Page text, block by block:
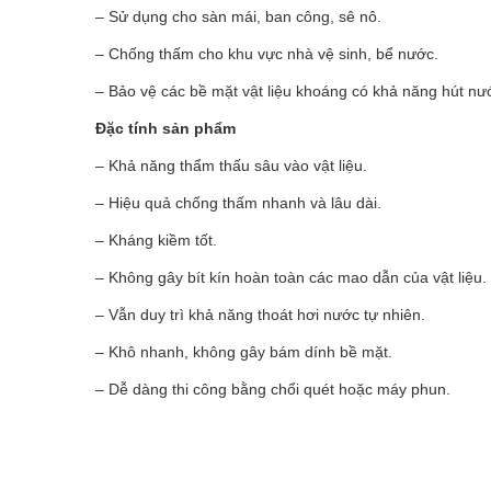
– Sử dụng cho sàn mái, ban công, sê nô.
– Chống thấm cho khu vực nhà vệ sinh, bể nước.
– Bảo vệ các bề mặt vật liệu khoáng có khả năng hút
Đặc tính sản phẩm
– Khả năng thẩm thấu sâu vào vật liệu.
– Hiệu quả chống thấm nhanh và lâu dài.
– Kháng kiềm tốt.
– Không gây bít kín hoàn toàn các mao dẫn của vật liệu.
– Vẫn duy trì khả năng thoát hơi nước tự nhiên.
– Khô nhanh, không gây bám dính bề mặt.
– Dễ dàng thi công bằng chổi quét hoặc máy phun.